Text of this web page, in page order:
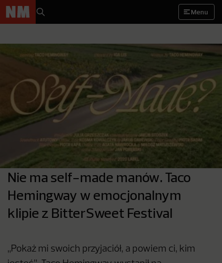
Menu
Nie ma self-made manów. Taco
Hemingway w emocjonalnym
klipie z BitterSweet Festival
„Pokaż mi swoich przyjaciół, a powiem ci, kim